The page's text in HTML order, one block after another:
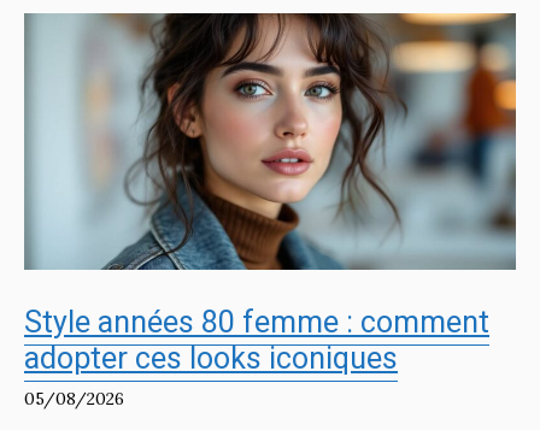
Style années 80 femme : comment
adopter ces looks iconiques
05/08/2026